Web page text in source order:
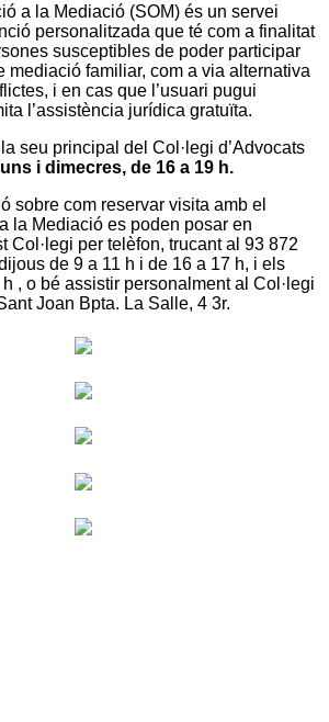
a la Mediació (SOM) és un servei
personalitzada que té com a finalitat
susceptibles de poder participar
mediació familiar, com a via alternativa
i en cas que l’usuari pugui
l’assistència jurídica gratuïta.
seu principal del Col·legi d’Advocats
i dimecres, de 16 a 19 h.
sobre com reservar visita amb el
la Mediació es poden posar en
Col·legi per telèfon, trucant al 93 872
de 9 a 11 h i de 16 a 17 h, i els
, o bé assistir personalment al Col·legi
Joan Bpta. La Salle, 4 3r.